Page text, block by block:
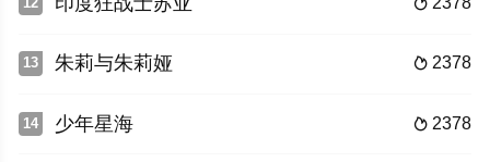

13  2378
朱莉与朱莉娅
14  2378
少年星海